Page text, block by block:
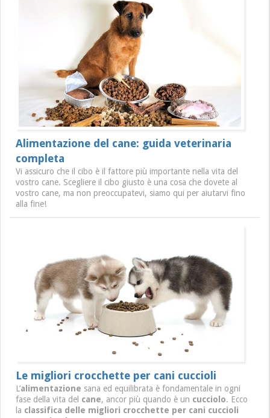
Alimentazione del cane: guida veterinaria
completa
Vi assicuro che il cibo è il fattore più importante nella vita del
vostro cane. Scegliere il cibo giusto è una cosa che dovete al
vostro cane, ma non preoccupatevi, siamo qui per aiutarvi fino
alla fine!
Le migliori crocchette per cani cuccioli
L’alimentazione sana ed equilibrata è fondamentale in ogni
fase della vita del cane, ancor più quando è un cucciolo. Ecco
la classifica delle migliori crocchette per cani cuccioli